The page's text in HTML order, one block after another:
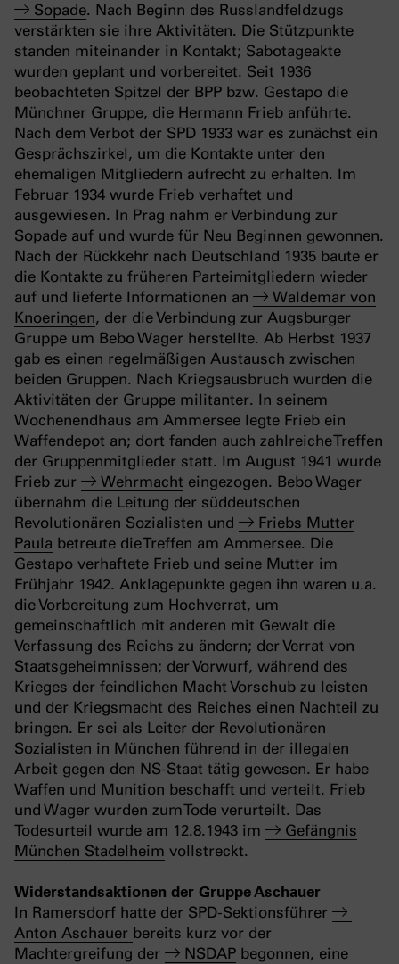
Sopade. Nach Beginn des Russlandfeldzugs
verstärkten sie ihre Aktivitäten. Die Stützpunkte
standen miteinander in Kontakt; Sabotageakte
wurden geplant und vorbereitet. Seit 1936
beobachteten Spitzel der BPP bzw. Gestapo die
Münchner Gruppe, die Hermann Frieb anführte.
Nach dem Verbot der SPD 1933 war es zunächst ein
Gesprächszirkel, um die Kontakte unter den
ehemaligen Mitgliedern aufrecht zu erhalten. Im
Februar 1934 wurde Frieb verhaftet und
ausgewiesen. In Prag nahm er Verbindung zur
Sopade auf und wurde für Neu Beginnen gewonnen.
Nach der Rückkehr nach Deutschland 1935 baute er
die Kontakte zu früheren Parteimitgliedern wieder
auf und lieferte Informationen an
Waldemar von
Knoeringen, der die Verbindung zur Augsburger
Gruppe um Bebo Wager herstellte. Ab Herbst 1937
gab es einen regelmäßigen Austausch zwischen
beiden Gruppen. Nach Kriegsausbruch wurden die
Aktivitäten der Gruppe militanter. In seinem
Wochenendhaus am Ammersee legte Frieb ein
Waffendepot an; dort fanden auch zahlreiche Treffen
der Gruppenmitglieder statt. Im August 1941 wurde
Frieb zur
Wehrmacht eingezogen. Bebo Wager
übernahm die Leitung der süddeutschen
Revolutionären Sozialisten und
Friebs Mutter
Paula betreute die Treffen am Ammersee. Die
Gestapo verhaftete Frieb und seine Mutter im
Frühjahr 1942. Anklagepunkte gegen ihn waren u.a.
die Vorbereitung zum Hochverrat, um
gemeinschaftlich mit anderen mit Gewalt die
Verfassung des Reichs zu ändern; der Verrat von
Staatsgeheimnissen; der Vorwurf, während des
Krieges der feindlichen Macht Vorschub zu leisten
und der Kriegsmacht des Reiches einen Nachteil zu
bringen. Er sei als Leiter der Revolutionären
Sozialisten in München führend in der illegalen
Arbeit gegen den NS-Staat tätig gewesen. Er habe
Waffen und Munition beschafft und verteilt. Frieb
und Wager wurden zum Tode verurteilt. Das
Todesurteil wurde am 12.8.1943 im
Gefängnis
München Stadelheim vollstreckt.
Widerstandsaktionen der Gruppe Aschauer
In Ramersdorf hatte der SPD-Sektionsführer
Anton Aschauer bereits kurz vor der
Machtergreifung der
NSDAP begonnen, eine